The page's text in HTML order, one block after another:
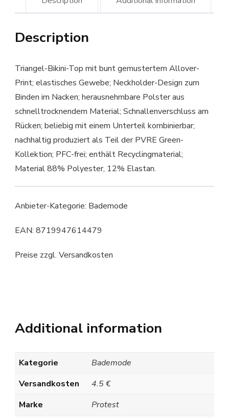
Description
Triangel-Bikini-Top mit bunt gemustertem Allover-
Print; elastisches Gewebe; Neckholder-Design zum
Binden im Nacken; herausnehmbare Polster aus
schnelltrocknendem Material; Schnallenverschluss am
Rücken; beliebig mit einem Unterteil kombinierbar;
nachhaltig produziert als Teil der PVRE Green-
Kollektion; PFC-frei; enthält Recyclingmaterial;
Material 88% Polyester, 12% Elastan.
Anbieter-Kategorie: Bademode
EAN: 8719947614479
Preise zzgl. Versandkosten
Additional information
Kategorie
Bademode
Versandkosten
4.5 €
Marke
Protest